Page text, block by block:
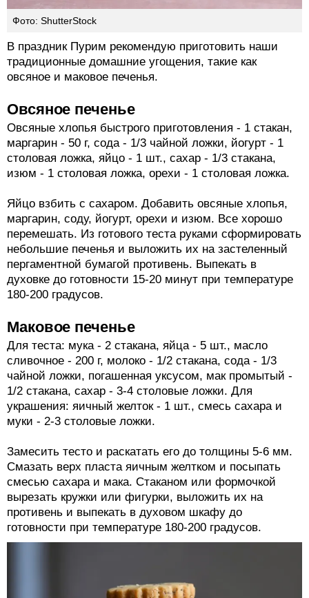
Фото: ShutterStock
В праздник Пурим рекомендую приготовить наши
традиционные домашние угощения, такие как
овсяное и маковое печенья.
Овсяное печенье
Овсяные хлопья быстрого приготовления - 1 стакан,
маргарин - 50 г, сода - 1/3 чайной ложки, йогурт - 1
столовая ложка, яйцо - 1 шт., сахар - 1/3 стакана,
изюм - 1 столовая ложка, орехи - 1 столовая ложка.
Яйцо взбить с сахаром. Добавить овсяные хлопья,
маргарин, соду, йогурт, орехи и изюм. Все хорошо
перемешать. Из готового теста руками сформировать
небольшие печенья и выложить их на застеленный
пергаментной бумагой противень. Выпекать в
духовке до готовности 15-20 минут при температуре
180-200 градусов.
Маковое печенье
Для теста: мука - 2 стакана, яйца - 5 шт., масло
сливочное - 200 г, молоко - 1/2 стакана, сода - 1/3
чайной ложки, погашенная уксусом, мак промытый -
1/2 стакана, сахар - 3-4 столовые ложки. Для
украшения: яичный желток - 1 шт., смесь сахара и
муки - 2-3 столовые ложки.
Замесить тесто и раскатать его до толщины 5-6 мм.
Смазать верх пласта яичным желтком и посыпать
смесью сахара и мака. Стаканом или формочкой
вырезать кружки или фигурки, выложить их на
противень и выпекать в духовом шкафу до
готовности при температуре 180-200 градусов.